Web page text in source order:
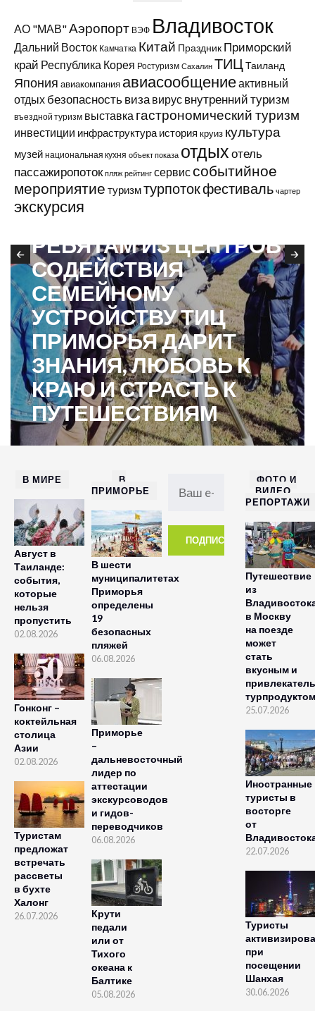
АО "МАВ"Аэропорт ВЭФ Владивосток
Дальний Восток Камчатка Китай Праздник Приморский
край Республика Корея Ростуризм Сахалин ТИЦТаиланд
Япония авиакомпания авиасообщениеактивный
отдых безопасность виза вирус внутренний туризм
въездной туризм выставка гастрономический туризм
инвестиции инфраструктура история круиз культура
музей национальная кухня объект показа отдыхотель
пассажиропоток пляж рейтинг сервис событийное
мероприятие туризмтурпотокфестиваль чартер
экскурсия
В ПРИМОРЬЕ
РЕБЯТАМ ИЗ ЦЕНТРОВ
СОДЕЙСТВИЯ
СЕМЕЙНОМУ
УСТРОЙСТВУ ТИЦ
ПРИМОРЬЯ ДАРИТ
ЗНАНИЯ, ЛЮБОВЬ К
КРАЮ И СТРАСТЬ К
ПУТЕШЕСТВИЯМ
В МИРЕ
Август в
Таиланде:
события,
которые
нельзя
пропустить
02.08.2026
Гонконг –
коктейльная
столица
Азии
02.08.2026
Туристам
предложат
встречать
рассветы
в бухте
Халонг
26.07.2026
В
ПРИМОРЬЕ
В шести
муниципалитетах
Приморья
определены
19
безопасных
пляжей
06.08.2026
Приморье
–
дальневосточный
лидер по
аттестации
экскурсоводов
и гидов-
переводчиков
06.08.2026
Крути
педали
или от
Тихого
океана к
Балтике
05.08.2026
ФОТО И
ВИДЕО
РЕПОРТАЖИ
Путешествие
из
в Москву
на поезде
может
стать
вкусным и
турпродуктом
25.07.2026
Иностранные
туристы в
восторге
от
22.07.2026
Туристы
при
посещении
Шанхая
30.06.2026